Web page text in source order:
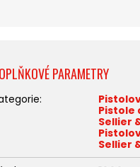
PARAMETRY
:
Pistole
Sellier
Sellier